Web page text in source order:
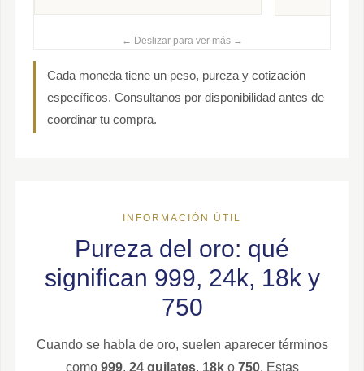
← Deslizar para ver más →
Cada moneda tiene un peso, pureza y cotización
específicos. Consultanos por disponibilidad antes de
coordinar tu compra.
INFORMACIÓN ÚTIL
Pureza del oro: qué
significan 999, 24k, 18k y
750
Cuando se habla de oro, suelen aparecer términos
como 999, 24 quilates, 18ko 750. Estas